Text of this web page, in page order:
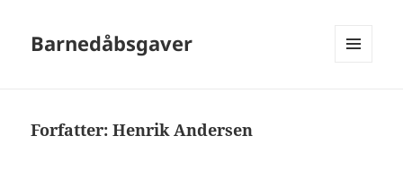
Barnedåbsgaver
Forfatter:Henrik Andersen